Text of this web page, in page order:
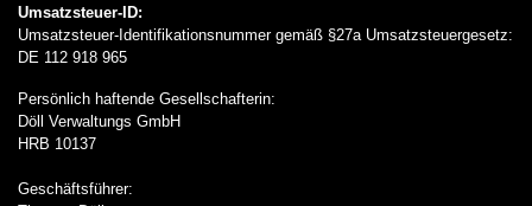
Umsatzsteuer-ID:
Umsatzsteuer-Identifikationsnummer gemäß §27a Umsatzsteuergesetz:
DE 112 918 965
Persönlich haftende Gesellschafterin:
Döll Verwaltungs GmbH
HRB 10137
Geschäftsführer: